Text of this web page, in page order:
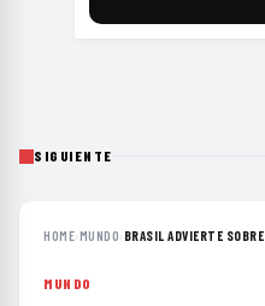
SIGUIENTE
HOME›MUNDO› BRASIL ADVIERTE
MUNDO